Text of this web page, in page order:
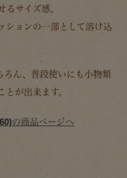
サイズ感。
ションの一部として溶け込
ろん、普段使いにも小物類
が出来ます。
の商品ページへ